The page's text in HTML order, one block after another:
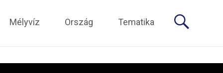
Mélyvíz Ország Tematika